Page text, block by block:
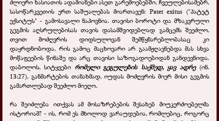
ძლიერი ხასიათის ადამიანები ასეთ გარემოებებში, ჩვეულებისამებრ,
სასოწარკვეთის ერთ საშუალებას მიართავენ: Patet exitus ("პატეტ
ექსიტუს" - გამოსავალი ნაპოვნია. თავისი ბოროტი და მზაკვრული
გეგმის აღსრულებისას თავის დასამშვიდებლად გამცემს შეეძლო,
თვით მოძღვრის დიდსულოვან შემწყნარებლობასაც კი
დაყრდნობოდა, რის გამოც მაცხოვარი არ გაამჟღავნებდა მას სხვა
მოწაფეების წინაშე და არც თავისი საზოგადოებიდან განდევნიდა.
დაბოლოს, სიტყვები რომელი გეგულების საქმედ, ყავ ადრე (ინ.
13:27), განმარტების თანახმად, იუდას მოძღვრის მიერ მისი გეგმის
გამართლებად შეეძლო მიეღო.
რა შეიძლება ითქვას ამ მოსაზრებების შესახებ მიუკერძოებელმა
ისტორიამ? - ის, რომ ეს მხოლოდ ვარაუდებია, რომლებიც, როგორც